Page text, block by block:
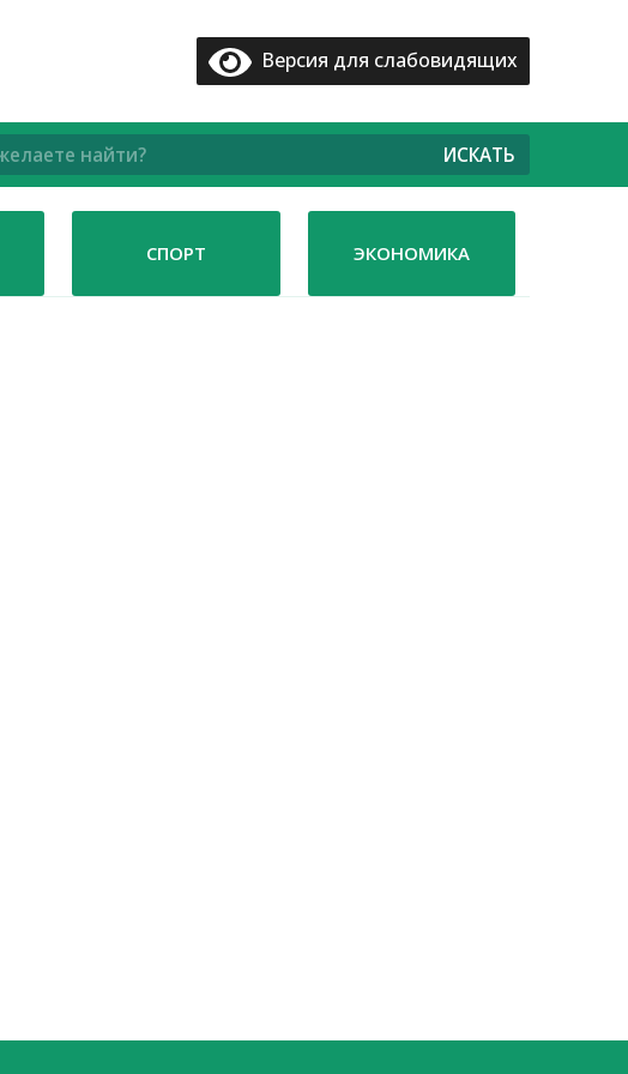
Версия для слабовидящих
ИСКАТЬ
СПОРТ ЭКОНОМИКА